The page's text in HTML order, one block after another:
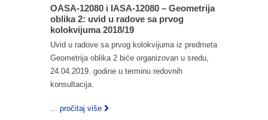
OASA-12080 i IASA-12080 – Geometrija
oblika 2: uvid u radove sa prvog
kolokvijuma 2018/19
Uvid u radove sa prvog kolokvijuma iz predmeta
Geometrija oblika 2 biće organizovan u sredu,
24.04.2019. godine u terminu redovnih
konsultacija.
... pročitaj više